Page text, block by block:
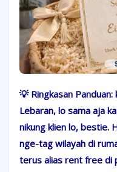
💡 Ringkasan
Lebaran, lo sama aja
nikung klien lo, bestie.
nge-tag wilayah di
terus alias rent free di